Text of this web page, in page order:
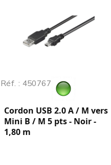
Réf. : 450767
Cordon USB 2.0 A / M vers
Mini B / M 5 pts - Noir -
1,80 m